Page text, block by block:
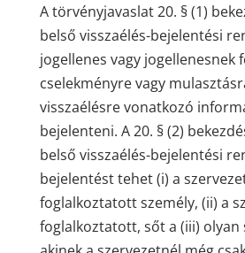
A törvényjavaslat 20. § (1)
belső visszaélés-bejelentési
jogellenes vagy jogellenesnek
cselekményre vagy
visszaélésre vonatkozó
bejelenteni. A 20. § (2)
belső visszaélés-bejelentési
bejelentést tehet (i) a
foglalkoztatott személy, (ii) a
foglalkoztatott, sőt a (iii) olyan